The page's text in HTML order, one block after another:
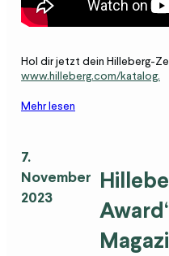
Hol dir jetzt dein Hilleberg-
www.hilleberg.com/katalog.
Mehr lesen
7.
November
2023
Award